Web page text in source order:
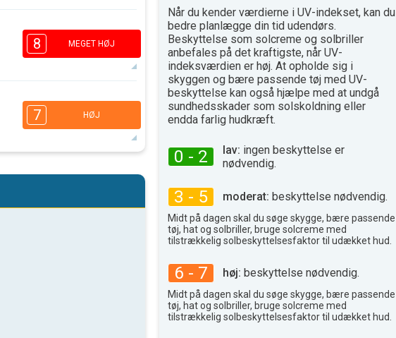
35°max
4
16.00
2
37°max
8 MEGET HØJ
4
16.00
2
37°max
7 HØJ
4
Når du kender værdierne i UV-indekset, kan du
bedre planlægge din tid udendørs.
Beskyttelse som solcreme og solbriller
anbefales på det kraftigste, når UV-
indeksværdien er høj. At opholde sig i
skyggen og bære passende tøj med UV-
beskyttelse kan også hjælpe med at undgå
sundhedsskader som solskoldning eller
endda farlig hudkræft.
0 - 2 lav: ingen beskyttelse er
nødvendig.
3 - 5 moderat: beskyttelse nødvendig.
Midt på dagen skal du søge skygge, bære passende
tøj, hat og solbriller, bruge solcreme med
tilstrækkelig solbeskyttelsesfaktor til udækket hud.
6 - 7 høj: beskyttelse nødvendig.
Midt på dagen skal du søge skygge, bære passende
tøj, hat og solbriller, bruge solcreme med
tilstrækkelig solbeskyttelsesfaktor til udækket hud.